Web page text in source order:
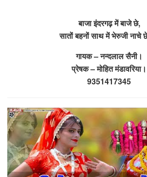
बाजा इंदरगढ़ में बाजे छे,
सातों बहनों साथ में भेरुजी नाचे
गायक – नन्दलाल सैनी।
प्रेषक – मोहित मंडावरिया।
9351417345